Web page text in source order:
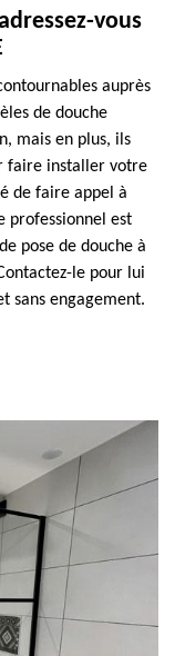
vous
auprès
de douche
mais en plus, ils
faire installer votre
de faire appel à
professionnel est
pose de douche à
le pour lui
sans engagement.